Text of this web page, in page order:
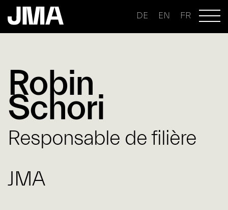
DE EN FR
Robin
Schori
Responsable de filière
JMA